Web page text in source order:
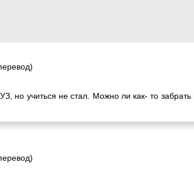
но учиться не стал. Можно ли как- то